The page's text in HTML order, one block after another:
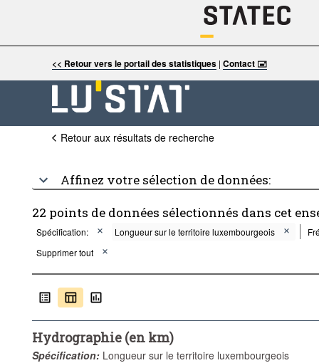
<< Retour vers le portail des statistiques |Contact 🖃
Retour aux résultats de recherche
Affinez votre sélection de données:
22 points de données sélectionnés dans cet
Spécification: Longueur sur le territoire luxembourgeois
Supprimer tout
Hydrographie (en km)
Spécification: Longueur sur le territoire luxembourgeois